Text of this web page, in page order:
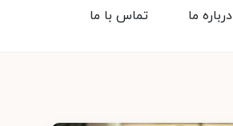
تماس با ما درباره ما